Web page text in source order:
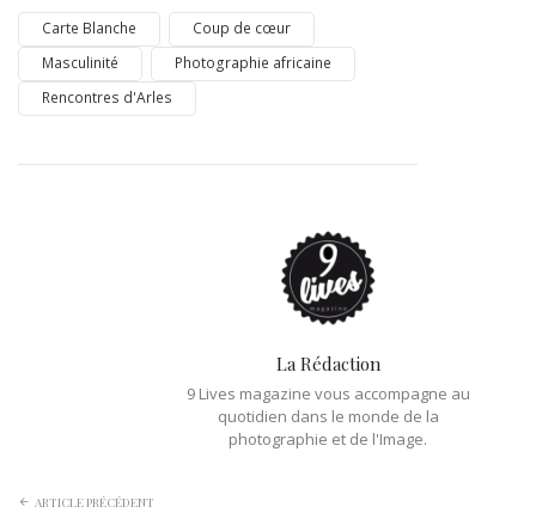
Carte Blanche
Coup de cœur
Masculinité
Photographie africaine
Rencontres d'Arles
La Rédaction
9 Lives magazine vous accompagne au
quotidien dans le monde de la
photographie et de l'Image.
ARTICLE PRÉCÉDENT